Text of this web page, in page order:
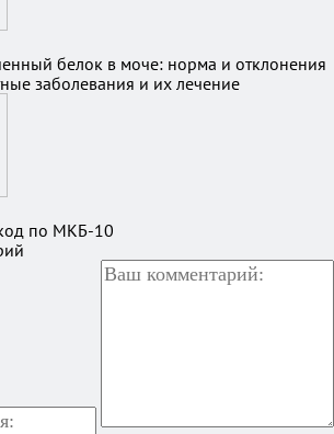
белок в моче: норма и отклонения
заболевания и их лечение
по МКБ-10